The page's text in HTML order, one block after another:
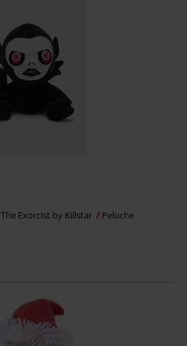
The Exorcist by Killstar Peluche